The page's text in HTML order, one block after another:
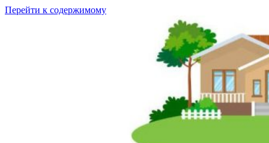
Перейти к содержимому